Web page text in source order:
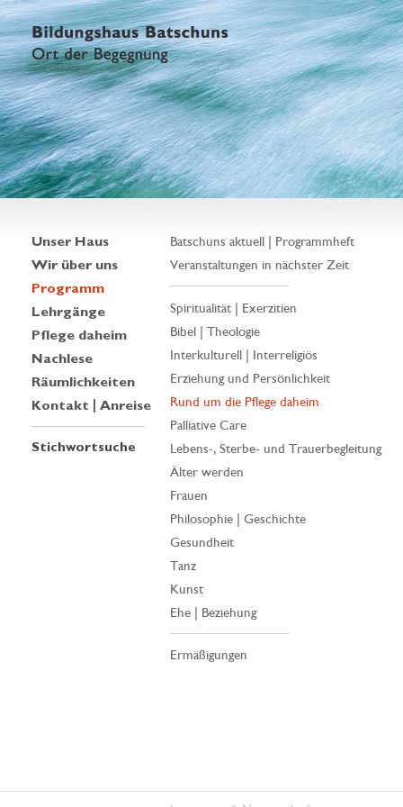
Unser Haus
Wir über uns
Programm
Lehrgänge
Pflege daheim
Nachlese
Räumlichkeiten
Kontakt | Anreise
Stichwortsuche
Batschuns aktuell | Programmheft
Veranstaltungen in nächster Zeit
Spiritualität | Exerzitien
Bibel | Theologie
Interkulturell | Interreligiös
Erziehung und Persönlichkeit
Rund um die Pflege daheim
Palliative Care
Lebens-, Sterbe- und Trauerbegleitung
Älter werden
Frauen
Philosophie | Geschichte
Gesundheit
Tanz
Kunst
Ehe | Beziehung
Ermäßigungen